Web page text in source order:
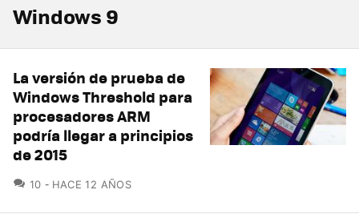
Windows 9
La versión de prueba de
Windows Threshold para
procesadores ARM
podría llegar a principios
de 2015
10 COMENTARIOS
HACE 12 AÑOS